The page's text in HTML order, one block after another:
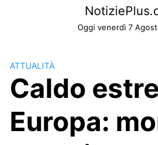
Oggi venerdì 7
ATTUALITÀ
Caldo
Europa: